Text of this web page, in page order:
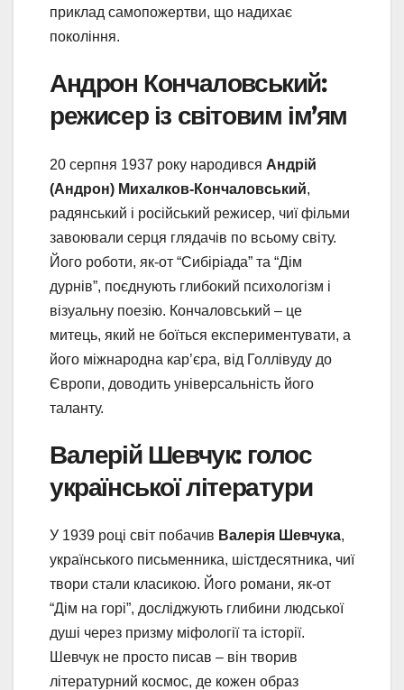
приклад самопожертви, що надихає
покоління.
Андрон Кончаловський:
режисер із світовим ім’ям
20 серпня 1937 року народився Андрій
(Андрон) Михалков-Кончаловський,
радянський і російський режисер, чиї фільми
завоювали серця глядачів по всьому світу.
Його роботи, як-от “Сибіріада” та “Дім
дурнів”, поєднують глибокий психологізм і
візуальну поезію. Кончаловський – це
митець, який не боїться експериментувати, а
його міжнародна кар’єра, від Голлівуду до
Європи, доводить універсальність його
таланту.
Валерій Шевчук: голос
української літератури
У 1939 році світ побачив Валерія Шевчука,
українського письменника, шістдесятника, чиї
твори стали класикою. Його романи, як-от
“Дім на горі”, досліджують глибини людської
душі через призму міфології та історії.
Шевчук не просто писав – він творив
літературний космос, де кожен образ